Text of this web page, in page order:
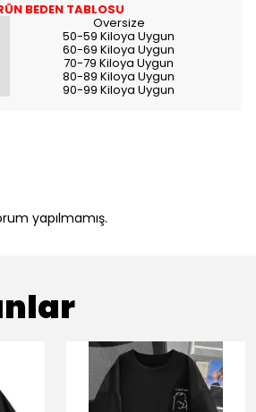
BEDEN TABLOSU
Oversize
50-59 Kiloya Uygun
60-69 Kiloya Uygun
70-79 Kiloya Uygun
80-89 Kiloya Uygun
90-99 Kiloya Uygun
yapılmamış.